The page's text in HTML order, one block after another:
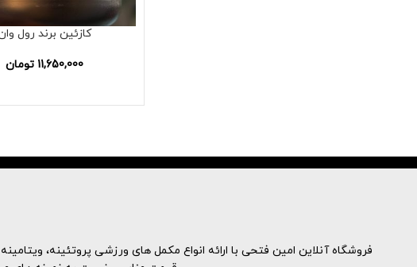
کازئین برند رول
11,650,000 تومان
فروشگاه آنلاین امین فتحی با ارائه انواع مکمل های ورزشی پروتئینه،